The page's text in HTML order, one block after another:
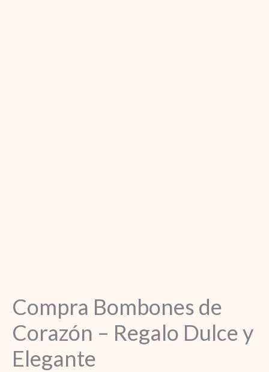
Compra Bombones de
Corazón – Regalo Dulce y
Elegante